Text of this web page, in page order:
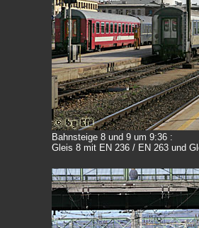
Bahnsteige 8 und 9 um 9:36 :
Gleis 8 mit EN 236 / EN 263 und